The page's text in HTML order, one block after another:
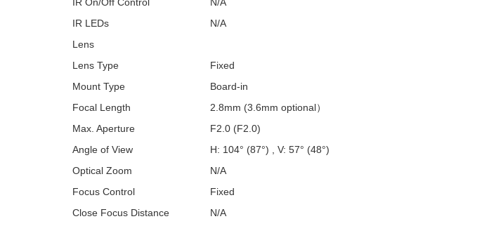
IR LEDs
N/A
Lens
Lens Type
Fixed
Mount Type
Board-in
Focal Length
2.8mm (3.6mm optional）
Max. Aperture
F2.0 (F2.0)
Angle of View
H: 104° (87°) , V: 57° (48°)
Optical Zoom
N/A
Focus Control
Fixed
Close Focus Distance
N/A